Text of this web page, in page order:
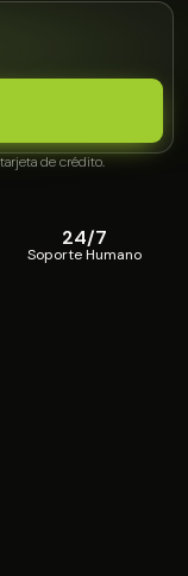
de crédito.
24/7
Soporte Humano